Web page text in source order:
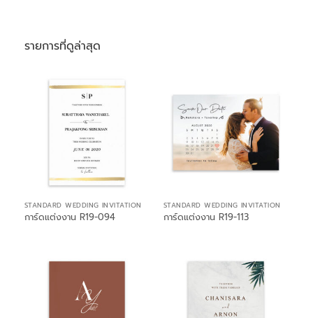
รายการที่ดูล่าสุด
STANDARD WEDDING INVITATION
การ์ดแต่งงาน R19-094
STANDARD WEDDING INVITATION
การ์ดแต่งงาน R19-113